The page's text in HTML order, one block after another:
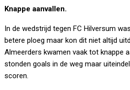
Knappe aanvallen.
In de wedstrijd tegen FC Hilversum
betere ploeg maar kon dit niet altijd
Almeerders kwamen vaak tot knappe
stonden goals in de weg maar
scoren.